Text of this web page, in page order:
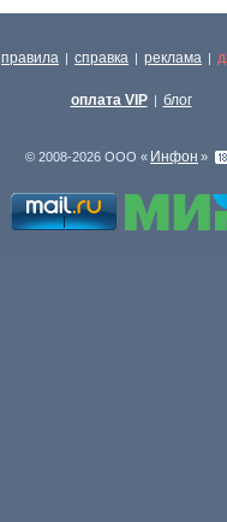
правила | справка | реклама |
оплата VIP | блог
© 2008-2026 ООО « Инфон »